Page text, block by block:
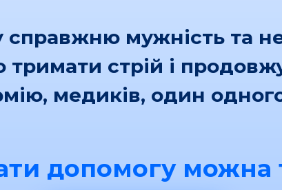
справжню мужність та
тримати стрій і
медиків, один
допомогу можна